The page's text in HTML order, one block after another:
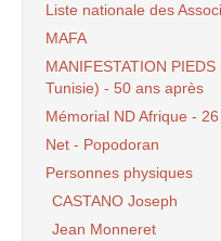
Liste nationale des
MAFA
MANIFESTATION
Tunisie) - 50 ans après
Mémorial ND Afrique -
Net - Popodoran
Personnes physiques
CASTANO Joseph
Jean Monneret